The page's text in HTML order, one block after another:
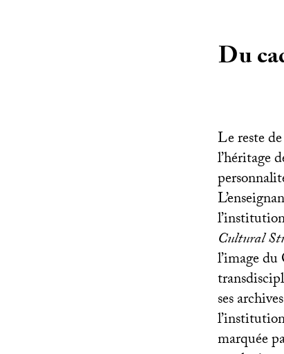
Du
Le reste
l’héritage
Cultural
l’image
ses
marquée